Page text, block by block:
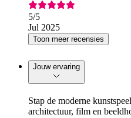
5/5
Jul 2025
Toon meer recensies
Jouw ervaring
Stap de moderne
architectuur, film en